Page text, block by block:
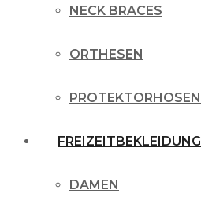
NECK BRACES
ORTHESEN
PROTEKTORHOSEN
FREIZEITBEKLEIDUNG
DAMEN